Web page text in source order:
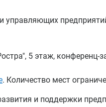
управляющих
5 этаж,
. Количество мест
и поддержки